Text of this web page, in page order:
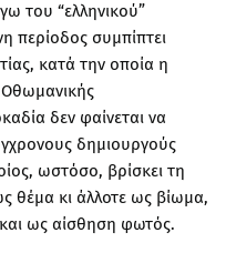
του “ελληνικού”
περίοδος συμπίπτει
κατά την οποία η
δεν φαίνεται να
δημιουργούς
ωστόσο, βρίσκει τη
θέμα κι άλλοτε ως βίωμα,
ως αίσθηση φωτός.